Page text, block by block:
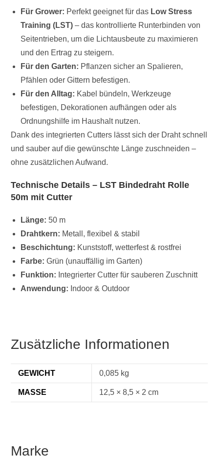
Für Grower: Perfekt geeignet für das Low Stress
Training (LST) – das kontrollierte Runterbinden von
Seitentrieben, um die Lichtausbeute zu maximieren
und den Ertrag zu steigern.
Für den Garten: Pflanzen sicher an Spalieren,
Pfählen oder Gittern befestigen.
Für den Alltag: Kabel bündeln, Werkzeuge
befestigen, Dekorationen aufhängen oder als
Ordnungshilfe im Haushalt nutzen.
Dank des integrierten Cutters lässt sich der Draht schnell
und sauber auf die gewünschte Länge zuschneiden –
ohne zusätzlichen Aufwand.
Technische Details – LST Bindedraht Rolle
50m mit Cutter
Länge: 50 m
Drahtkern: Metall, flexibel & stabil
Beschichtung: Kunststoff, wetterfest & rostfrei
Farbe: Grün (unauffällig im Garten)
Funktion: Integrierter Cutter für sauberen Zuschnitt
Anwendung: Indoor & Outdoor
Zusätzliche Informationen
GEWICHT 0,085 kg
MASSE 12,5 × 8,5 × 2 cm
Marke